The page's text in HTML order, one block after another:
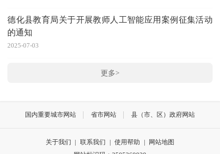
德化县教育局关于开展教师人工智能应用案例征集活动
的通知
2025-07-03
更多>
国内重要城市网站 省市网站 县（市、区）政府网站
关于我们 | 联系我们 | 使用帮助 | 网站地图